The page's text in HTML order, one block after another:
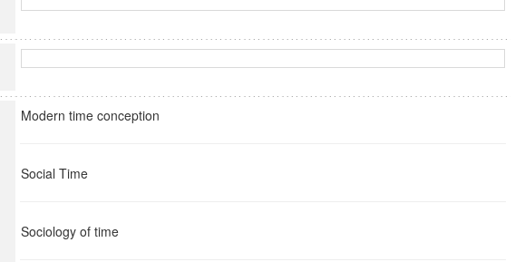
Modern time conception
Social Time
Sociology of time